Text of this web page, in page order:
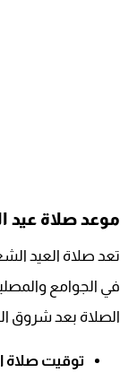
موعد صلاة عيد الفطر 2026 في
تعد صلاة العيد
في الجوامع
الصلاة بعد شروق الشمس
توقيت صلاة